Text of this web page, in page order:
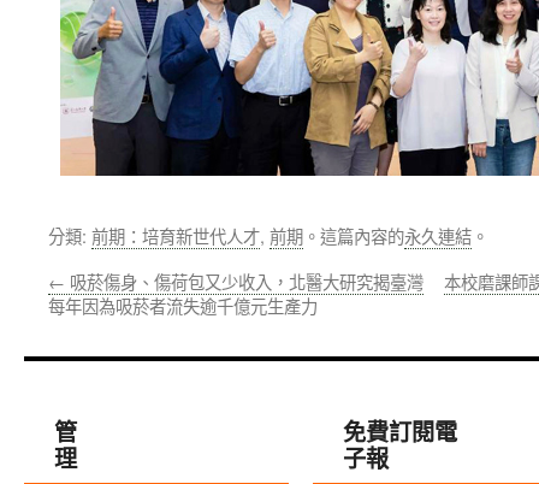
分類: 前期：培育新世代人才, 前期 。這篇內容的永久連結 。
← 吸菸傷身、傷荷包又少收入，北醫大研究揭臺灣
每年因為吸菸者流失逾千億元生產力
本校磨課師
管
理
免費訂閱電
子報